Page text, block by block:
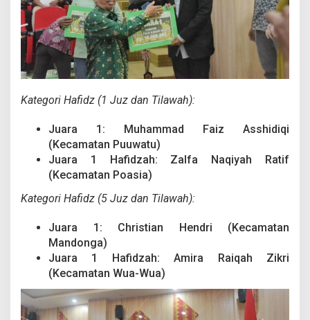
Kategori Hafidz (1 Juz dan Tilawah):
Juara 1: Muhammad Faiz Asshidiqi
(Kecamatan Puuwatu)
Juara 1 Hafidzah: Zalfa Naqiyah Ratif
(Kecamatan Poasia)
Kategori Hafidz (5 Juz dan Tilawah):
Juara 1: Christian Hendri (Kecamatan
Mandonga)
Juara 1 Hafidzah: Amira Raiqah Zikri
(Kecamatan Wua-Wua)